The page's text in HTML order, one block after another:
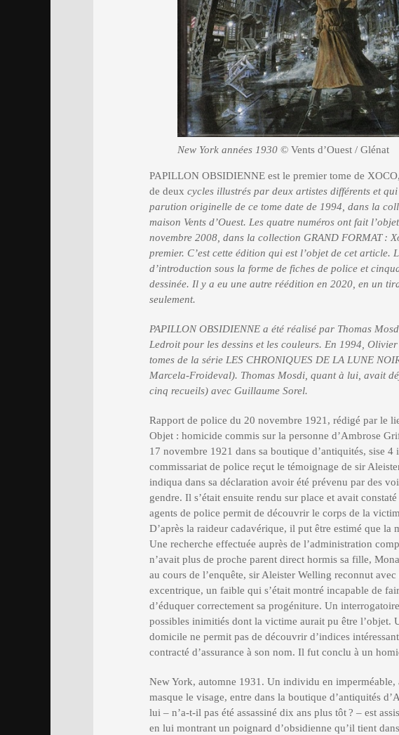
New York années 1930 © Vents d’Ouest / Glénat
PAPILLON OBSIDIENNE est le premier tome de
de deux cycles illustrés par deux artistes différents et
parution originelle de ce tome date de 1994, dans la
maison Vents d’Ouest. Les quatre numéros ont fait
novembre 2008, dans la collection GRAND FORMAT :
premier. C’est cette édition qui est l’objet de cet article.
d’introduction sous la forme de fiches de police et
dessinée. Il y a eu une autre réédition en 2020, en un
seulement.
PAPILLON OBSIDIENNE a été réalisé par Thomas
Ledroit pour les dessins et les couleurs. En 1994,
tomes de la série LES CHRONIQUES DE LA LUNE
Marcela-Froideval). Thomas Mosdi, quant à lui, avait
cinq recueils) avec Guillaume Sorel.
Rapport de police du 20 novembre 1921, rédigé par le
Objet : homicide commis sur la personne d’Ambrose
17 novembre 1921 dans sa boutique d’antiquités, sise
commissariat de police reçut le témoignage de sir
indiqua dans sa déclaration avoir été prévenu par des
gendre. Il s’était ensuite rendu sur place et avait
agents de police permit de découvrir le corps de la
D’après la raideur cadavérique, il put être estimé que la
Une recherche effectuée auprès de l’administration
n’avait plus de proche parent direct hormis sa fille,
au cours de l’enquête, sir Aleister Welling reconnut
excentrique, un faible qui s’était montré incapable de
d’éduquer correctement sa progéniture. Un
possibles inimitiés dont la victime aurait pu être l’objet.
domicile ne permit pas de découvrir d’indices
contracté d’assurance à son nom. Il fut conclu à un
New York, automne 1931. Un individu en imperméable,
masque le visage, entre dans la boutique d’antiquités
lui – n’a-t-il pas été assassiné dix ans plus tôt ? – est
en lui montrant un poignard d’obsidienne qu’il tient